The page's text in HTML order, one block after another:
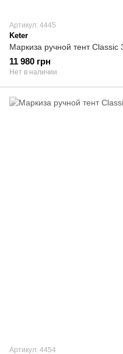
Артикул: 4445
Keter
Маркиза ручной тент
11 980 грн
Нет в наличии
Артикул: 4454